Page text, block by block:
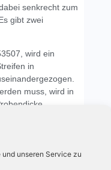
unseren Service zu
senkrecht zum
gibt zwei
wird ein
in
muss, wird in
Probe